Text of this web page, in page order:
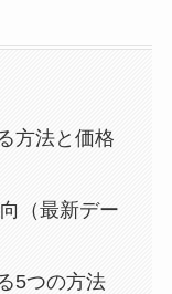
方法と価格
（最新デー
5つの方法